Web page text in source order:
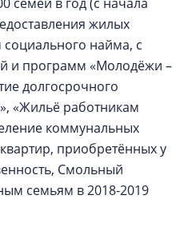
жилых
найма, с
и программ «Молодёжи –
долгосрочного
«Жильё работникам
коммунальных
приобретённых у
Смольный
семьям в 2018-2019